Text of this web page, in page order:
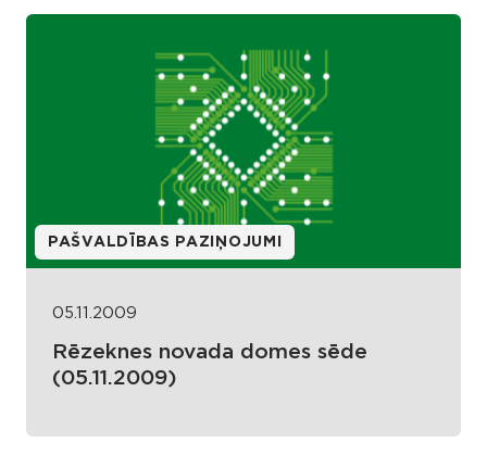
PAŠVALDĪBAS PAZIŅOJUMI
05.11.2009
Rēzeknes novada domes sēde
(05.11.2009)